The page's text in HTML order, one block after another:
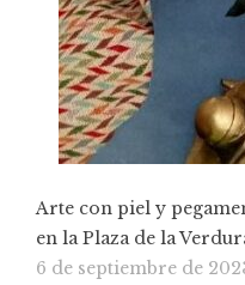
Arte con piel y
en la Plaza de la
6 de septiembre de